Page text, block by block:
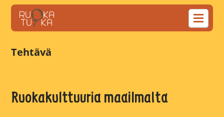
Tehtävä
Ruokakulttuuria maailmalta